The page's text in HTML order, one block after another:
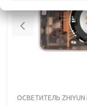
Previous
ОСВЕТИТЕЛЬ ZHIYUN